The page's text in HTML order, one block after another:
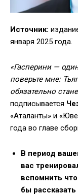
Источник:
января 2025 года.
«Гасперини —
поверьте мне:
обязательно
подписывается
«Аталанты» и
года во главе
В период
вас
вспомнить
бы